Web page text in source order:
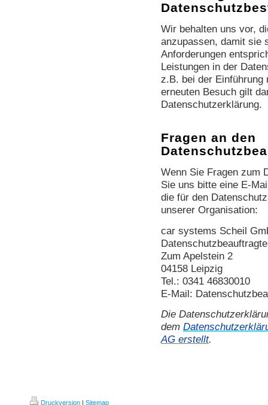
Wir behalten uns vor,
anzupassen, damit sie
Anforderungen
Leistungen in der
z.B. bei der
erneuten Besuch gilt
Datenschutzerklärung.
Fragen an den
Wenn Sie Fragen zum
Sie uns bitte eine E-
die für den
unserer Organisation:
car systems Scheil
Zum Apelstein 2
04158 Leipzig
Tel.: 0341 46830010
E-Mail:
Die
dem
AG erstellt.
Druckversion Sitemap